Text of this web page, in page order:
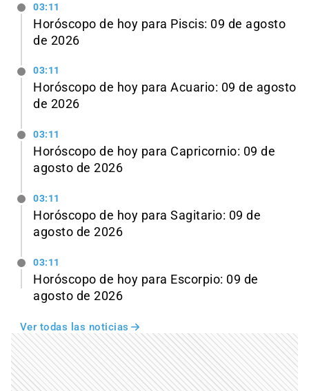
03:11
Horóscopo de hoy para Piscis: 09 de agosto
de 2026
03:11
Horóscopo de hoy para Acuario: 09 de agosto
de 2026
03:11
Horóscopo de hoy para Capricornio: 09 de
agosto de 2026
03:11
Horóscopo de hoy para Sagitario: 09 de
agosto de 2026
03:11
Horóscopo de hoy para Escorpio: 09 de
agosto de 2026
Ver todas las noticias